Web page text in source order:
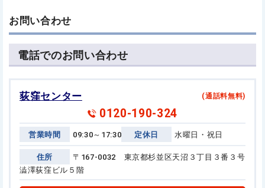
お問い合わせ
電話でのお問い合わせ
荻窪センター
0120-190-324
(通話料無料)
営業時間 09:30～17:30 定休日 水曜日・祝日
住所
〒167-0032 東京都杉並区天沼３丁目３番３号
澁澤荻窪ビル５階